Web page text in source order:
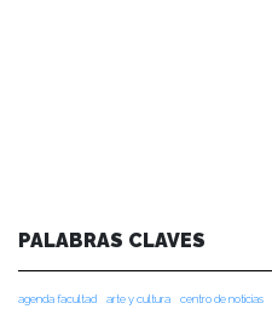
PALABRAS CLAVES
agenda facultad arte y cultura centro de noticias